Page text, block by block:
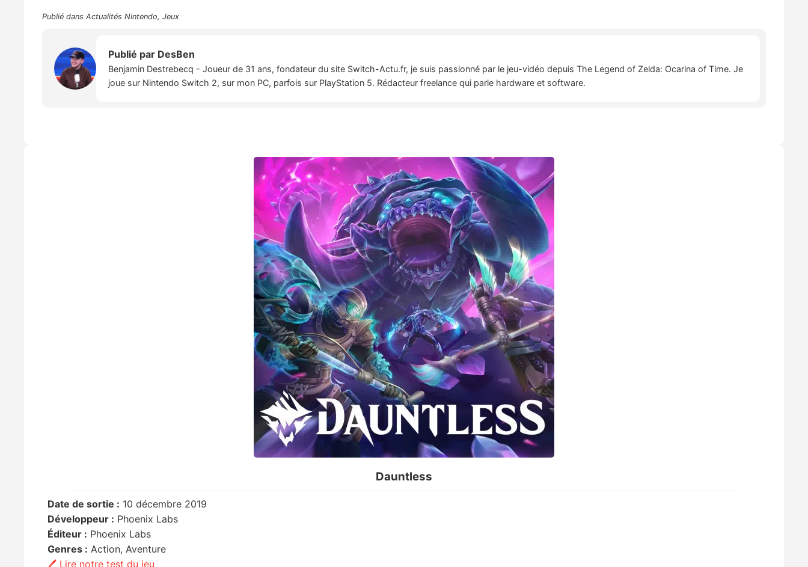
Publié dans Actualités Nintendo, Jeux
Publié par DesBen
Benjamin Destrebecq - Joueur de 31 ans, fondateur du site Switch-Actu.fr, je suis passionné par le jeu-vidéo depuis The Legend of Zelda: Ocarina of Time. Je
joue sur Nintendo Switch 2, sur mon PC, parfois sur PlayStation 5. Rédacteur freelance qui parle hardware et software.
Dauntless
Date de sortie : 10 décembre 2019
Développeur : Phoenix Labs
Éditeur : Phoenix Labs
Genres : Action, Aventure
🖊️ Lire notre test du jeu